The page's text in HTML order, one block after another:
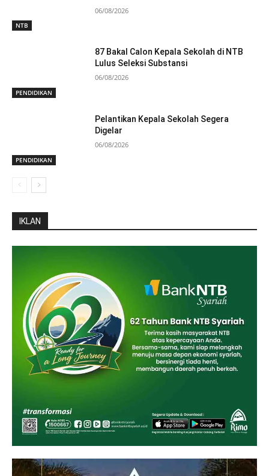
NTB
06/08/2026
PENDIDIKAN
87 Bakal Calon Kepala Sekolah di NTB
Lulus Seleksi Substansi
06/08/2026
PENDIDIKAN
Pelantikan Kepala Sekolah Segera
Digelar
06/08/2026
IKLAN